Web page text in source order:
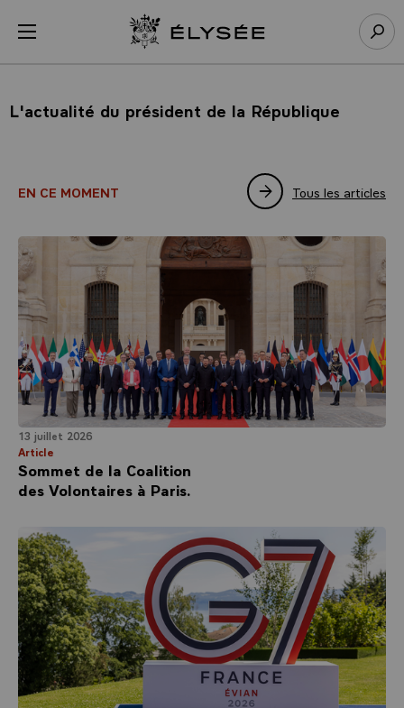
menu Retour à l’accueil Élysée
L'actualité du président de la République
EN CE MOMENT Tous les articles
13 juillet 2026
Article
Sommet de la Coalition
des Volontaires à Paris.
Panneau de gestion des cookies